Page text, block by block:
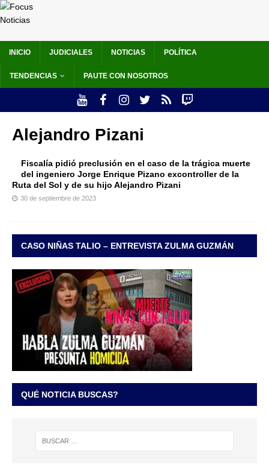
INICIO JUDICIALES NOTICIAS POLÍTICA
TENDENCIAS PAUTE CON NOSOTROS
Alejandro Pizani
Fiscalía pidió preclusión en el caso de la trágica muerte
del ingeniero Jorge Enrique Pizano excontroller de la
Ruta del Sol y de su hijo Alejandro Pizani
30 de septiembre de 2023
CASO NIÑAS TALIO – ENTREVISTA ZULMA GUZMÁN
QUÉ NOTICIA BUSCAS?